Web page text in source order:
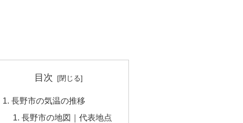
目次
長野市の気温の推移
長野市の地図｜代表地点